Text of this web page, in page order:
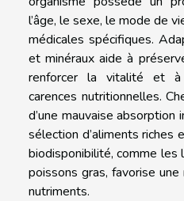
l’âge, le sexe, le mode de
médicales spécifiques.
et minéraux aide à
renforcer la vitalité et à
carences nutritionnelles.
d’une mauvaise
sélection d’aliments riches
biodisponibilité, comme
poissons gras, favorise
nutriments.